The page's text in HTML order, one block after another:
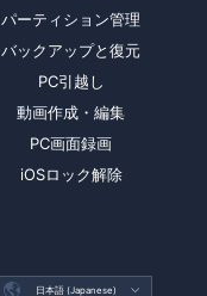
パーティション管理
バックアップと復元
PC引越し
動画作成・編集
PC画面録画
iOSロック解除
 日本語 (Japanese) 